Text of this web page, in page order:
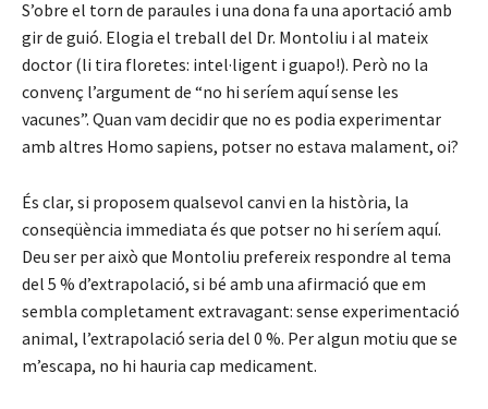
S’obre el torn de paraules i una dona fa una aportació amb
gir de guió. Elogia el treball del Dr. Montoliu i al mateix
doctor (li tira floretes: intel·ligent i guapo!). Però no la
convenç l’argument de “no hi seríem aquí sense les
vacunes”. Quan vam decidir que no es podia experimentar
amb altres Homo sapiens, potser no estava malament, oi?
És clar, si proposem qualsevol canvi en la història, la
conseqüència immediata és que potser no hi seríem aquí.
Deu ser per això que Montoliu prefereix respondre al tema
del 5 % d’extrapolació, si bé amb una afirmació que em
sembla completament extravagant: sense experimentació
animal, l’extrapolació seria del 0 %. Per algun motiu que se
m’escapa, no hi hauria cap medicament.